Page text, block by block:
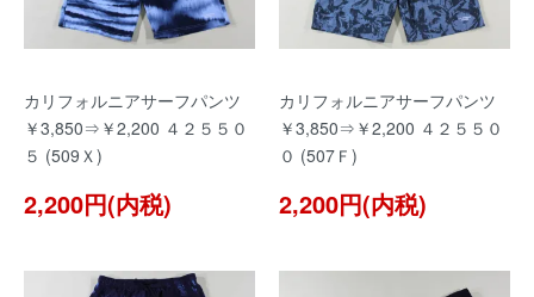
カリフォルニアサーフパンツ
￥3,850⇒￥2,200 ４２５５０
５ (509Ｘ)
2,200円(内税)
カリフォルニアサーフパンツ
￥3,850⇒￥2,200 ４２５５０
０ (507Ｆ)
2,200円(内税)